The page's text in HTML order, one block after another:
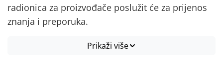
radionica za proizvođače poslužit će za prijenos
znanja i preporuka.
Prikaži više